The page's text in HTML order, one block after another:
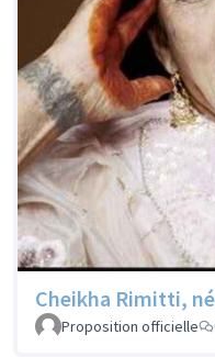
Cheikha Rimitti,
Proposition officielle